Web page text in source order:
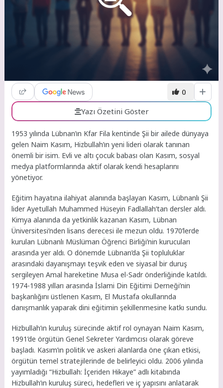
0
Yazı Özetini Göster
1953 yılında Lübnan’ın Kfar Fila kentinde Şii bir ailede dünyaya
gelen Naim Kasım, Hizbullah’ın yeni lideri olarak tanınan
önemli bir isim. Evli ve altı çocuk babası olan Kasım, sosyal
medya platformlarında aktif olarak kendi hesaplarını
yönetiyor.
Eğitim hayatına ilahiyat alanında başlayan Kasım, Lübnanlı Şii
lider Ayetullah Muhammed Hüseyin Fadlallah’tan dersler aldı.
Kimya alanında da yetkinlik kazanan Kasım, Lübnan
Üniversitesi’nden lisans derecesi ile mezun oldu. 1970’lerde
kurulan Lübnanlı Müslüman Öğrenci Birliği’nin kurucuları
arasında yer aldı. O dönemde Lübnan’da Şii topluluklar
arasındaki dayanışmayı teşvik eden ve siyasal bir duruş
sergileyen Amal hareketine Musa el-Sadr önderliğinde katıldı.
1974-1988 yılları arasında İslami Din Eğitimi Derneği’nin
başkanlığını üstlenen Kasım, El Mustafa okullarında
danışmanlık yaparak dini eğitimin şekillenmesine katkı sundu.
Hizbullah’ın kuruluş sürecinde aktif rol oynayan Naim Kasım,
1991’de örgütün Genel Sekreter Yardımcısı olarak göreve
başladı. Kasım’ın politik ve askeri alanlarda öne çıkan etkisi,
örgütün temel stratejilerinde de belirleyici oldu. 2006 yılında
yayımladığı “Hizbullah: İçeriden Hikaye” adlı kitabında
Hizbullah’ın kuruluş süreci, hedefleri ve iç yapısını anlatarak